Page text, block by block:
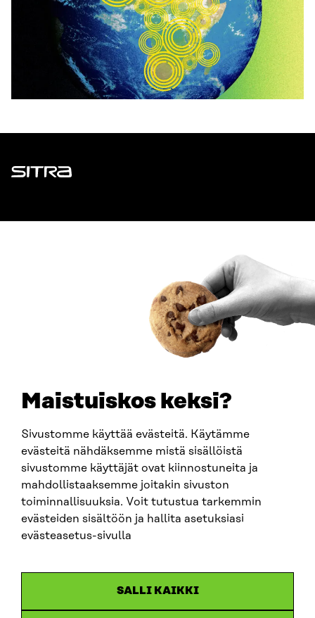
Maistuiskos keksi?
Sivustomme käyttää evästeitä. Käytämme
evästeitä nähdäksemme mistä sisällöistä
sivustomme käyttäjät ovat kiinnostuneita ja
mahdollistaaksemme joitakin sivuston
toiminnallisuuksia. Voit tutustua tarkemmin
evästeiden sisältöön ja hallita asetuksiasi
evästeasetus-sivulla
SALLI KAIKKI
Sitra
firstname.lastname@sitra.fi
SITRA ON SOCIAL MEDIA
LinkedIn
Instagram